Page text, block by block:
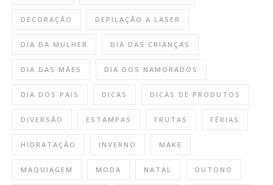
DECORAÇÃO DEPILAÇÃO A LASER
DIA DA MULHER DIA DAS CRIANÇAS
DIA DAS MÃES DIA DOS NAMORADOS
DIA DOS PAIS DICAS DICAS DE PRODUTOS
DIVERSÃO ESTAMPAS FRUTAS FÉRIAS
HIDRATAÇÃO INVERNO MAKE
MAQUIAGEM MODA NATAL OUTONO